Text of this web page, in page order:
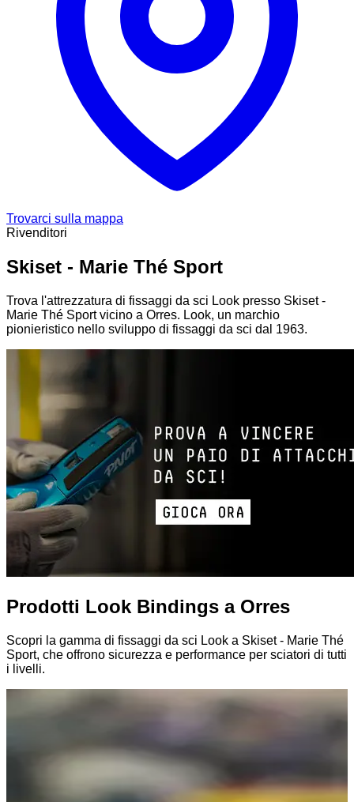
Trovarci sulla mappa
Rivenditori
Skiset - Marie Thé Sport
Trova l'attrezzatura di fissaggi da sci Look presso Skiset -
Marie Thé Sport vicino a Orres. Look, un marchio
pionieristico nello sviluppo di fissaggi da sci dal 1963.
Prodotti Look Bindings a Orres
Scopri la gamma di fissaggi da sci Look a Skiset - Marie Thé
Sport, che offrono sicurezza e performance per sciatori di tutti
i livelli.